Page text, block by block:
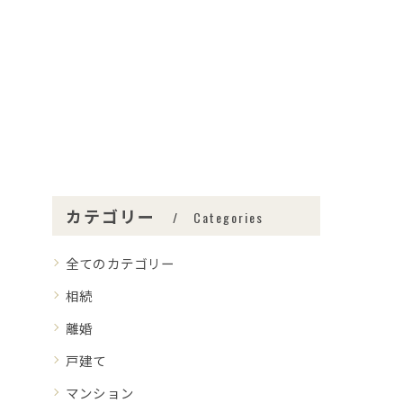
カテゴリー Categories
全てのカテゴリー
相続
離婚
戸建て
マンション